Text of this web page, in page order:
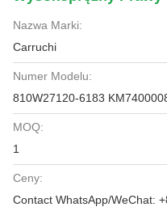
Nazwa Marki:
Carruchi
Numer Modelu:
810W27120-6183
MOQ:
1
Ceny:
Contact WhatsApp/WeChat: